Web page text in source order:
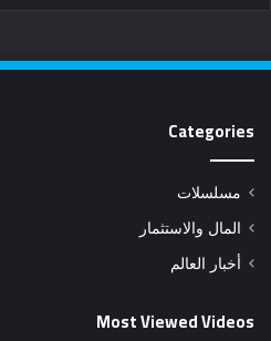
Categories
مسلسلات
المال والاستثمار
أخبار العالم
Most Viewed Videos